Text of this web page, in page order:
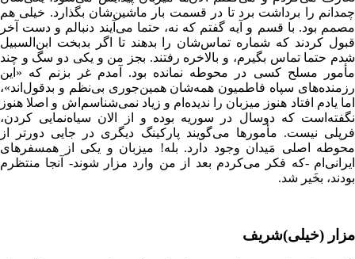
چمدانم را برداشت برد تا در قسمت بار ماشین‌شان بگذارد. خیلی هم
مصمم بود. با قسم و آیه گفتم که نه، حتما می‌آیند دنبالم و دست آخر
قبول کردند که شماره تماس‌شان را بدهند تا اگر بدبخت ابن‌السبیل
شدم حتما تماس بگیرم، و بالاخره رفتند. بجز من و یکی دو سگ و چند
مأمور مسلح کسی در محوطه نمانده بود. آمدم غر بزنم که «این
رزمنده‌های سپاه فاطمیون همه‌شان همین‌جوری بی‌نظم و بدقول‌اند»،
اما یادم افتاد هنوز میزبان را ندیده‌ام و زیاد نمی‌شناسم‌اش و اصلا هنوز
نگفته‌است که دوسال در سوریه بوده و از الان سیاه‌نمایی کردن،
فرپلی نیست. مأمورها می‌گویند پارکینگ دیگری در جایی دورتر از
محوطه اصلی مَیدان وجود دارد. بله! میزبان و یکی از همسفرهای
ایرانی‌ام -که فکر می‌کردم بعد از من وارد مزار شوند- آنجا منتظرم
بودند، بخَیر شد.
مزار (خیلی)شریف